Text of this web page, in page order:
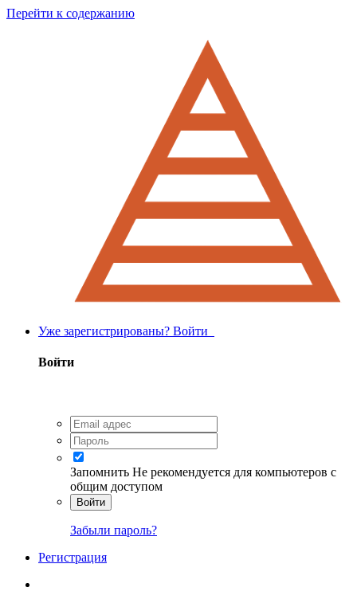
Перейти к содержанию
Уже зарегистрированы? Войти
Войти
Запомнить Не рекомендуется для компьютеров с
общим доступом
Войти
Забыли пароль?
Регистрация